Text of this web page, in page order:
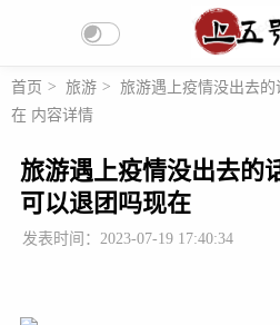
首页 > 旅游 > 旅游遇上疫情没出去
在 内容详情
旅游遇上疫情没出去的
可以退团吗现在
发表时间：2023-07-19 17:40:34